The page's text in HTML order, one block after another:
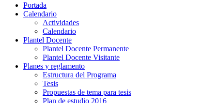
Portada
Calendario
Actividades
Calendario
Plantel Docente
Plantel Docente Permanente
Plantel Docente Visitante
Planes y reglamento
Estructura del Programa
Tesis
Propuestas de tema para tesis
Plan de estudio 2016